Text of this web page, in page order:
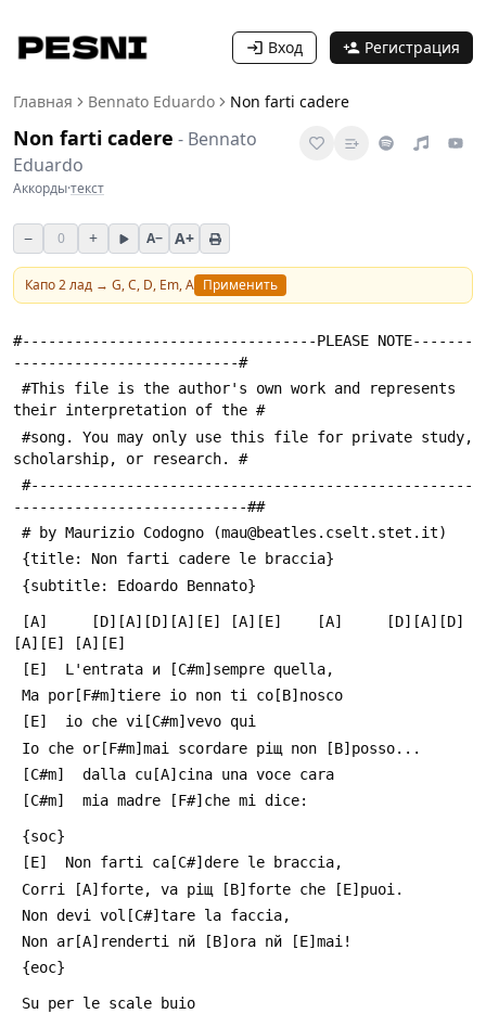
Вход Регистрация
Главная Bennato Eduardo Non farti cadere
Non farti cadere - Bennato
Eduardo
Аккорды·текст
− 0 + A− A+
Капо2лад → G, C, D, Em, A Применить
#----------------------------------PLEASE NOTE-------
--------------------------#
their interpretation of the #
scholarship, or research. #
---------------------------##
# by Maurizio Codogno (mau@beatles.cselt.stet.it)
{title: Non farti cadere le braccia}
{subtitle: Edoardo Bennato}
[A][E] [A][E]
[E]  L'entrata и [C#m]sempre quella,
Ma por[F#m]tiere io non ti co[B]nosco
[E]  io che vi[C#m]vevo qui
Io che or[F#m]mai scordare piщ non [B]posso...
[C#m]  dalla cu[A]cina una voce cara
[C#m]  mia madre [F#]che mi dice:
{soc}
[E]  Non farti ca[C#]dere le braccia,
Corri [A]forte, va piщ [B]forte che [E]puoi.
Non devi vol[C#]tare la faccia,
Non ar[A]renderti nй [B]ora nй [E]mai!
{eoc}
Su per le scale buio